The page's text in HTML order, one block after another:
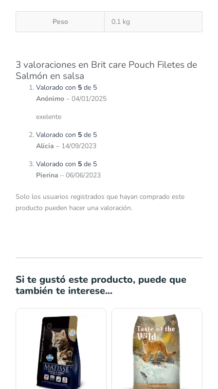
Peso 0.1 kg
3 valoraciones en Brit care Pouch Filetes de
Salmón en salsa
Valorado con 5 de 5
Anónimo – 04/01/2025
exelente
Valorado con 5 de 5
Alicia – 14/09/2023
Valorado con 5 de 5
Pierina – 06/06/2023
Solo los usuarios registrados que hayan comprado este
producto pueden hacer una valoración.
Si te gustó este producto, puede que
también te interese...
de
desde
S/63.00
hasta
S/169.00